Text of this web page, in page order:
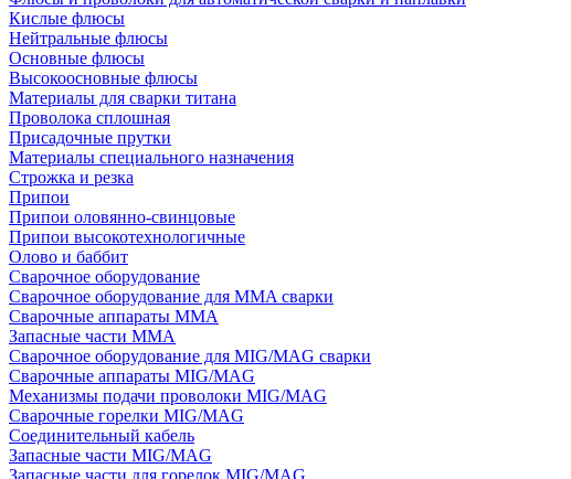
Кислые флюсы
Нейтральные флюсы
Основные флюсы
Высокоосновные флюсы
Материалы для сварки титана
Проволока сплошная
Присадочные прутки
Материалы специального назначения
Строжка и резка
Припои
Припои оловянно-свинцовые
Припои высокотехнологичные
Олово и баббит
Сварочное оборудование
Сварочное оборудование для MMA сварки
Сварочные аппараты MMA
Запасные части MMA
Сварочное оборудование для MIG/MAG сварки
Сварочные аппараты MIG/MAG
Механизмы подачи проволоки MIG/MAG
Сварочные горелки MIG/MAG
Соединительный кабель
Запасные части MIG/MAG
Запасные части для горелок MIG/MAG